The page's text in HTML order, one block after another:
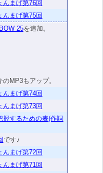
んまげ第76回
んまげ第75回
25を追加。
MP3もアップ。
んまげ第74回
んまげ第73回
握するための表(作詞
です♪
んまげ第72回
んまげ第71回